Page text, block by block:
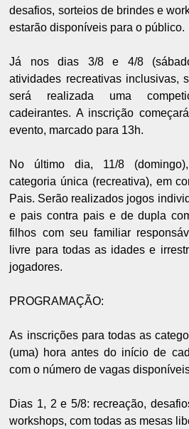
desafios, sorteios de brindes e
estarão disponíveis para o público.
Já nos dias 3/8 e 4/8
atividades recreativas inclusivas,
será realizada uma
cadeirantes. A inscrição
evento, marcado para 13h.
No último dia, 11/8
categoria única (recreativa), em
Pais. Serão realizados jogos
e pais contra pais e de dupla
filhos com seu familiar
livre para todas as idades e
jogadores.
PROGRAMAÇÃO:
As inscrições para todas as
(uma) hora antes do início de
com o número de vagas
Dias 1, 2 e 5/8: recreação,
workshops, com todas as mesas